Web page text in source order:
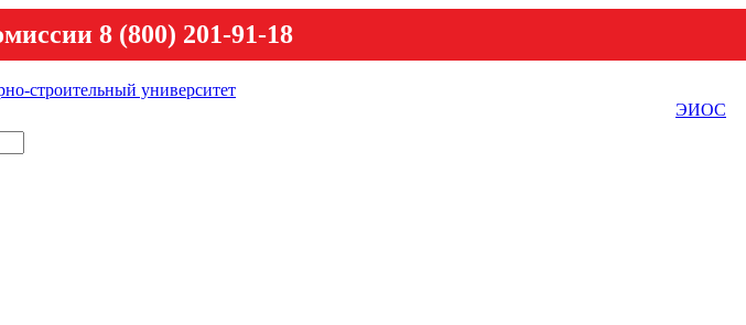
8 (800) 201-91-18
строительный университет
ЭИОС